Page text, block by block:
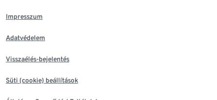
Impresszum
Adatvédelem
Visszaélés-bejelentés
Süti (cookie) beállítások